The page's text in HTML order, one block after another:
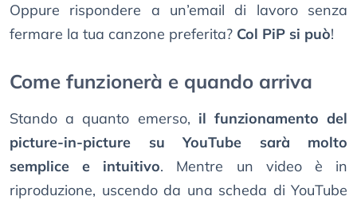
Oppure rispondere a un’email di lavoro senza
fermare la tua canzone preferita? Col PiP si può!
Come funzionerà e quando arriva
Stando a quanto emerso, il funzionamento del
picture-in-picture su YouTube sarà molto
semplice e intuitivo. Mentre un video è in
riproduzione, uscendo da una scheda di YouTube